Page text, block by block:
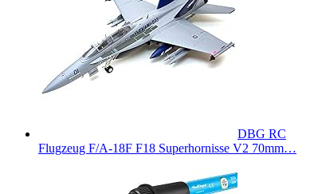
DBG RC
Flugzeug F/A-18F F18 Superhornisse V2 70mm…